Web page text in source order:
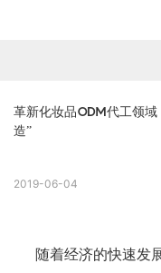
革新化妆品ODM代工领
造”
2019-06-04
随着经济的快速发